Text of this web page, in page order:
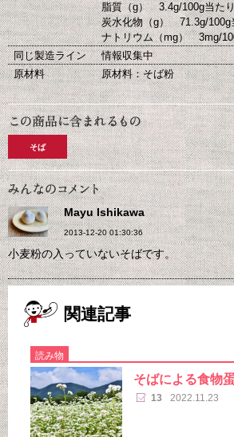
脂質（g） 3.4g/100g当た
炭水化物（g） 71.3g/100g
ナトリウム（mg） 3mg/
同じ製造ライン
情報収集中
原材料
原材料：そば粉
そば
Mayu Ishikawa
2013-12-20 01:30:36
小麦粉の入っていないそばです。
関連記事
読み物
そばによる食物
13 2022.11.23